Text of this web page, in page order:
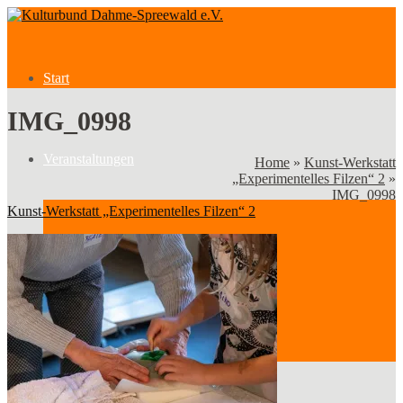
Start
Veranstaltungen
Veranstaltungen
Kategorien
IMG_0998
Home » Kunst-Werkstatt
„Experimentelles Filzen“ 2 »
IMG_0998
Kunst-Werkstatt „Experimentelles Filzen“ 2